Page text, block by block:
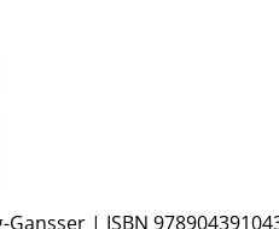
Gansser | ISBN